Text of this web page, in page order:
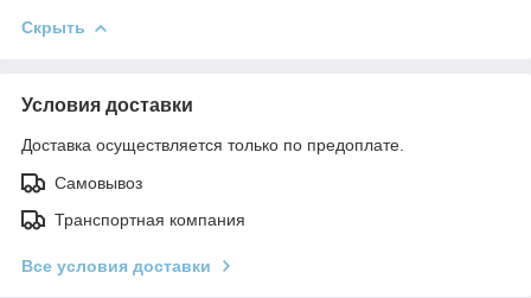
Скрыть
Условия доставки
Доставка осуществляется только по предоплате.
Самовывоз
Транспортная компания
Все условия доставки